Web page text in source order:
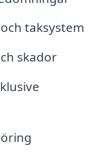
taksystem
skador